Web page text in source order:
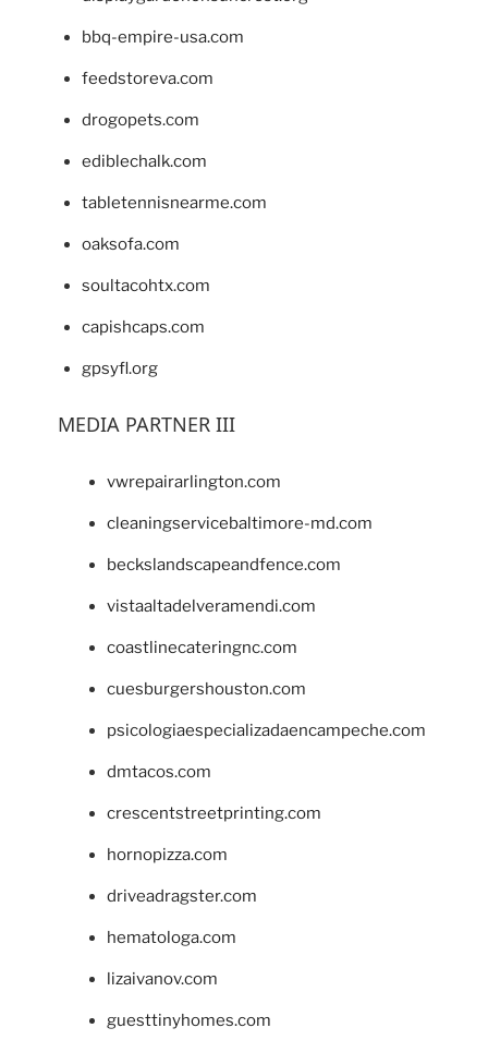
bbq-empire-usa.com
feedstoreva.com
drogopets.com
ediblechalk.com
tabletennisnearme.com
oaksofa.com
soultacohtx.com
capishcaps.com
gpsyfl.org
MEDIA PARTNER III
vwrepairarlington.com
cleaningservicebaltimore-md.com
beckslandscapeandfence.com
vistaaltadelveramendi.com
coastlinecateringnc.com
cuesburgershouston.com
psicologiaespecializadaencampeche.com
dmtacos.com
crescentstreetprinting.com
hornopizza.com
driveadragster.com
hematologa.com
lizaivanov.com
guesttinyhomes.com